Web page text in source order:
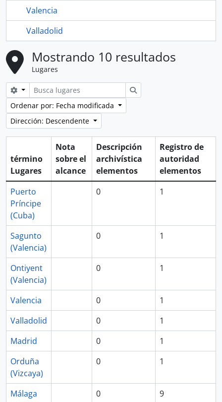
Valencia
Valladolid
Mostrando 10 resultados
Lugares
Search options
Búsqueda
Ordenar por: Fecha modificada
Dirección: Descendente
término
Lugares
Nota
sobre el
alcance
Descripción
archivística
elementos
Registro de
autoridad
elementos
Puerto
Príncipe
(Cuba)
0 1
Sagunto
(Valencia)
0 1
Ontiyent
(Valencia)
0 1
Valencia 0
1
Valladolid
0
1
Madrid
0
1
Orduña
(Vizcaya)
0 1
Málaga 0 9